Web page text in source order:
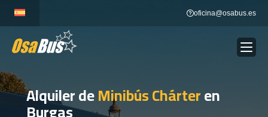
content
oficina@osabus.es
ALQUILER DE AUTOCARES Show dropdown
Alquiler deMinibús Chárteren